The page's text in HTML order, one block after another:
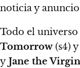
noticia y
Todo el
Tomorrow (s4) y
y Jane the Virgin